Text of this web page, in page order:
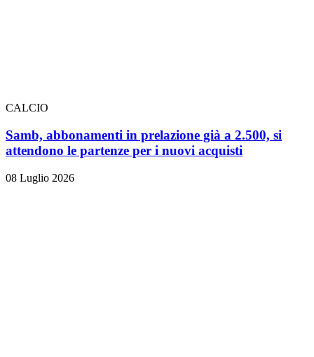
CALCIO
Samb, abbonamenti in prelazione già a 2.500, si
attendono le partenze per i nuovi acquisti
08 Luglio 2026